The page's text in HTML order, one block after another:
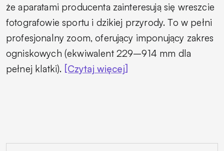
że aparatami producenta zainteresują się wreszcie
fotografowie sportu i dzikiej przyrody. To w pełni
profesjonalny zoom, oferujący imponujący zakres
ogniskowych (ekwiwalent 229–914 mm dla
pełnej klatki). [Czytaj więcej]